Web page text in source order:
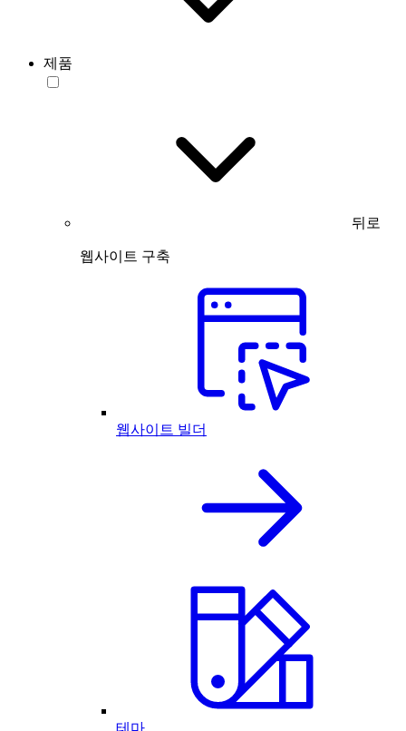
제품
뒤로
웹사이트 구축
웹사이트 빌더
테마